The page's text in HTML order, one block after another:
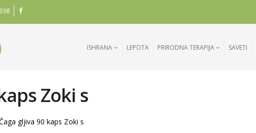
ISHRANA LEPOTA PRIRODNA TERAPIJA SAVETI
Zoki s
gljiva 90 kaps Zoki s